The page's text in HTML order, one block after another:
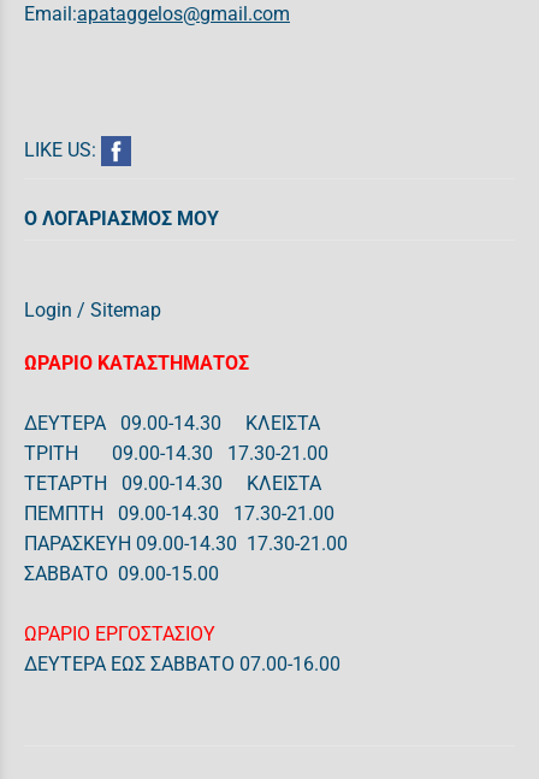
Email:apataggelos@gmail.com
LIKE US:
Ο ΛΟΓΑΡΙΑΣΜΟΣ ΜΟΥ
Login / Sitemap
ΩΡΑΡΙΟ ΚΑΤΑΣΤΗΜΑΤΟΣ
ΔΕΥΤΕΡΑ 09.00-14.30 ΚΛΕΙΣΤΑ
ΤΡΙΤΗ 09.00-14.30 17.30-21.00
ΤΕΤΑΡΤΗ 09.00-14.30 ΚΛΕΙΣΤΑ
ΠΕΜΠΤΗ 09.00-14.30 17.30-21.00
ΠΑΡΑΣΚΕΥΗ 09.00-14.30 17.30-21.00
ΣΑΒΒΑΤΟ 09.00-15.00
ΩΡΑΡΙΟ ΕΡΓΟΣΤΑΣΙΟΥ
ΔΕΥΤΕΡΑ ΕΩΣ ΣΑΒΒΑΤΟ 07.00-16.00